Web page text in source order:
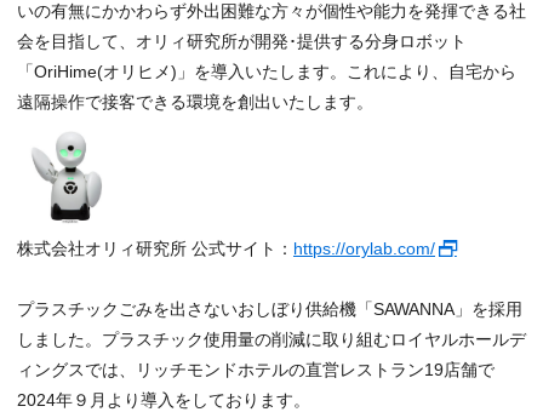
いの有無にかかわらず外出困難な方々が個性や能力を発揮できる社
会を目指して、オリィ研究所が開発･提供する分身ロボット
「OriHime(オリヒメ)」を導入いたします。これにより、自宅から
遠隔操作で接客できる環境を創出いたします。
株式会社オリィ研究所 公式サイト： https://orylab.com/
プラスチックごみを出さないおしぼり供給機「SAWANNA」を採用
しました。プラスチック使用量の削減に取り組むロイヤルホールデ
ィングスでは、リッチモンドホテルの直営レストラン19店舗で
2024年９月より導入をしております。